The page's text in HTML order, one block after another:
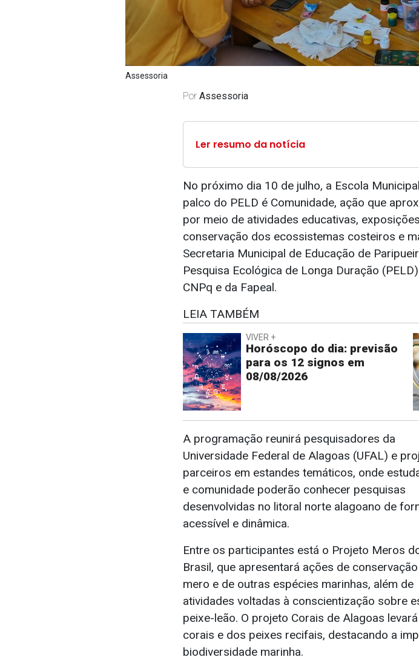
Assessoria
Por Assessoria
Ler resumo da notícia
No próximo dia 10 de julho, a Escola
palco do PELD é Comunidade, ação que
por meio de atividades educativas,
conservação dos ecossistemas costeiros e
Secretaria Municipal de Educação de
Pesquisa Ecológica de Longa Duração
CNPq e da Fapeal.
LEIA TAMBÉM
VIVER +
Horóscopo do dia: previsão
para os 12 signos em
08/08/2026
A programação reunirá pesquisadores da
Universidade Federal de Alagoas (UFAL) e
parceiros em estandes temáticos, onde
e comunidade poderão conhecer pesquisas
desenvolvidas no litoral norte alagoano de
acessível e dinâmica.
Entre os participantes está o Projeto Meros
Brasil, que apresentará ações de
mero e de outras espécies marinhas, além de
atividades voltadas à conscientização sobre
peixe-leão. O projeto Corais de Alagoas
corais e dos peixes recifais, destacando a
biodiversidade marinha.